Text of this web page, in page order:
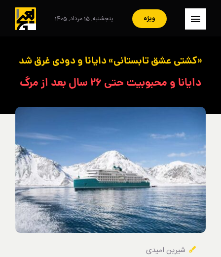
contentکنترلر
– مصاحبه
– فرهنگ و هنر
– هنرمندان
– آرشیو
– تماس با ما
ویژه پنجشنبه, 15 مرداد, 1405
«کشتی عشق تابستانی» دایانا و دودی غرق شد
دایانا و محبوبیت حتی ۲۶ سال بعد از مرگ
شیرین امیدی